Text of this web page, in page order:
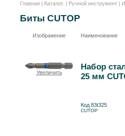
Главная | Каталог. | Ручной инструмент |
Биты CUTOP
Изображение Наименование
Увеличить
Набор
25 мм
Код 83t325
CUTOP